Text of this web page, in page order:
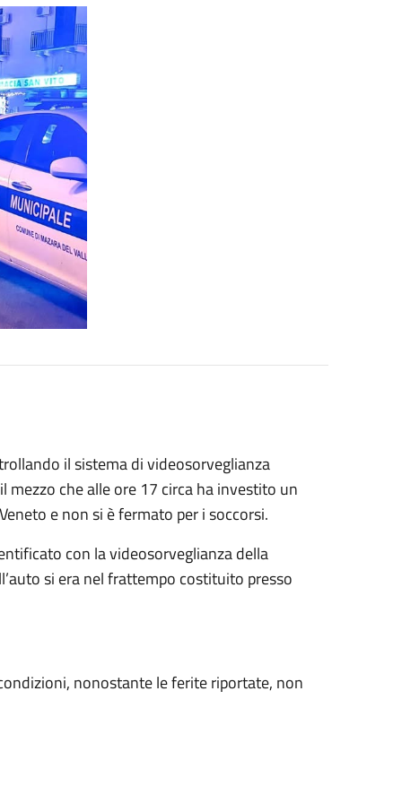
il sistema di videosorveglianza
che alle ore 17 circa ha investito un
e non si è fermato per i soccorsi.
con la videosorveglianza della
si era nel frattempo costituito presso
nonostante le ferite riportate, non